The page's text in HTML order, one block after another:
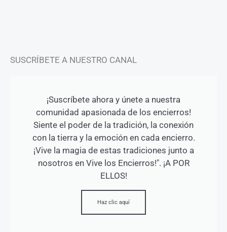
SUSCRÍBETE A NUESTRO CANAL
¡Suscríbete ahora y únete a nuestra
comunidad apasionada de los encierros!
Siente el poder de la tradición, la conexión
con la tierra y la emoción en cada encierro.
¡Vive la magia de estas tradiciones junto a
nosotros en Vive los Encierros!". ¡A POR
ELLOS!
Haz clic aquí